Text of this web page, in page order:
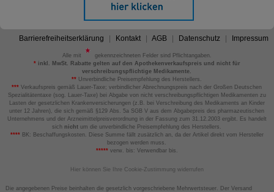
Barrierefreiheitserklärung Kontakt AGB Datenschutz Impressum
Alle mit
gekennzeichneten Felder sind Pflichtangaben.
*inkl. MwSt. Rabatte gelten auf den Apothekenverkaufspreis und nicht für
verschreibungspflichtige Medikamente.
** Unverbindliche Preisempfehlung des Herstellers.
*** Verkaufspreis gemäß Lauer-Taxe; verbindlicher Abrechnungspreis nach der Großen Deutschen
Spezialitätentaxe (sog. Lauer-Taxe) bei Abgabe von nicht verschreibungspflichtigen Medikamenten zu
Lasten der gesetzlichen Krankenversicherungen (z.B. bei Verschreibung des Medikaments an Kinder
unter 12 Jahren), die sich gemäß §129 Abs. 5a SGB V aus dem Abgabepreis des pharmazeutischen
Unternehmens und der Arzneimittelpreisverordnung in der Fassung zum 31.12.2003 ergibt. Es handelt
sich nicht um die unverbindliche Preisempfehlung des Herstellers.
****BK: Beschaffungskosten. Diese Summe fällt zusätzlich an, da der Artikel direkt vom Hersteller
bezogen werden muss.
*****verw. bis: Verwendbar bis.
Hier können Sie Ihre Cookie-Zustimmung widerrufen
Die angegebenen Preise beinhalten die gesetzlich vorgeschriebene Mehrwertsteuer. Der Versand